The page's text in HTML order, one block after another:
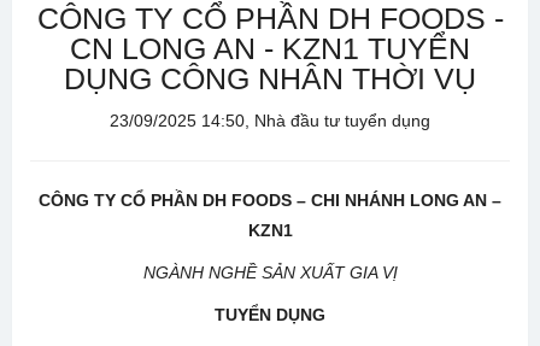
CÔNG TY CỔ PHẦN DH FOODS -
CN LONG AN - KZN1 TUYỂN
DỤNG CÔNG NHÂN THỜI VỤ
23/09/2025 14:50, Nhà đầu tư tuyển dụng
CÔNG TY CỔ PHẦN DH FOODS – CHI NHÁNH LONG AN –
KZN1
NGÀNH NGHỀ SẢN XUẤT GIA VỊ
TUYỂN DỤNG